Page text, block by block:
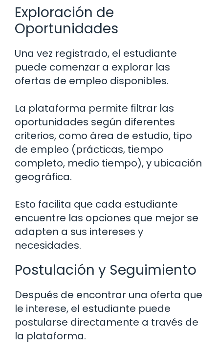
Exploración de
Oportunidades
Una vez registrado, el estudiante
puede comenzar a explorar las
ofertas de empleo disponibles.
La plataforma permite filtrar las
oportunidades según diferentes
criterios, como área de estudio, tipo
de empleo (prácticas, tiempo
completo, medio tiempo), y ubicación
geográfica.
Esto facilita que cada estudiante
encuentre las opciones que mejor se
adapten a sus intereses y
necesidades.
Postulación y Seguimiento
Después de encontrar una oferta que
le interese, el estudiante puede
postularse directamente a través de
la plataforma.